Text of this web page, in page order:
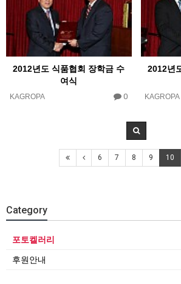
2012년도 식품협회 장학금 수
여식
KAGROPA 0
2012년
KAGROPA
6 7 8 9 10
Category
포토켈러리
후원안내